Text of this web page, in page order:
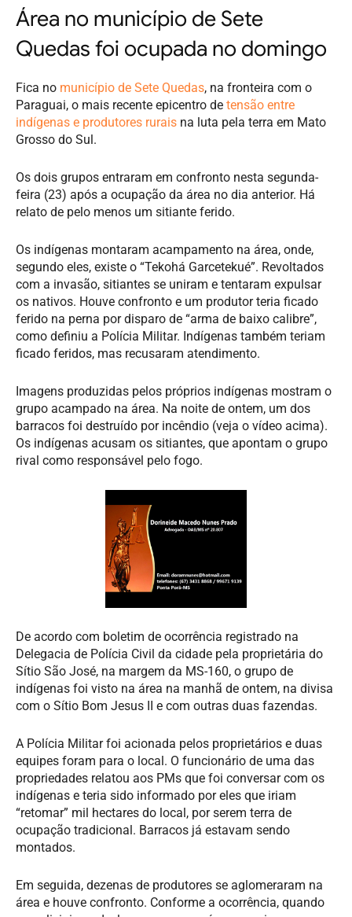
Área no município de Sete
Quedas foi ocupada no domingo
Fica no município de Sete Quedas, na fronteira com o
Paraguai, o mais recente epicentro de tensão entre
indígenas e produtores rurais na luta pela terra em Mato
Grosso do Sul.
Os dois grupos entraram em confronto nesta segunda-
feira (23) após a ocupação da área no dia anterior. Há
relato de pelo menos um sitiante ferido.
Os indígenas montaram acampamento na área, onde,
segundo eles, existe o “Tekohá Garcetekué”. Revoltados
com a invasão, sitiantes se uniram e tentaram expulsar
os nativos. Houve confronto e um produtor teria ficado
ferido na perna por disparo de “arma de baixo calibre”,
como definiu a Polícia Militar. Indígenas também teriam
ficado feridos, mas recusaram atendimento.
Imagens produzidas pelos próprios indígenas mostram o
grupo acampado na área. Na noite de ontem, um dos
barracos foi destruído por incêndio (veja o vídeo acima).
Os indígenas acusam os sitiantes, que apontam o grupo
rival como responsável pelo fogo.
De acordo com boletim de ocorrência registrado na
Delegacia de Polícia Civil da cidade pela proprietária do
Sítio São José, na margem da MS-160, o grupo de
indígenas foi visto na área na manhã de ontem, na divisa
com o Sítio Bom Jesus II e com outras duas fazendas.
A Polícia Militar foi acionada pelos proprietários e duas
equipes foram para o local. O funcionário de uma das
propriedades relatou aos PMs que foi conversar com os
indígenas e teria sido informado por eles que iriam
“retomar” mil hectares do local, por serem terra de
ocupação tradicional. Barracos já estavam sendo
montados.
Em seguida, dezenas de produtores se aglomeraram na
área e houve confronto. Conforme a ocorrência, quando